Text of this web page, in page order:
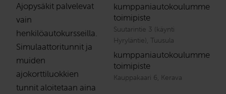
Ajopysäkit palvelevat
vain
henkilöautokursseilla.
Simulaattoritunnit ja
muiden
ajokorttiluokkien
tunnit aloitetaan aina
kumppaniautokoulumme
toimipiste
Suutarintie 3 (käynti
Hyryläntie), Tuusula
kumppaniautokoulumme
toimipiste
Kauppakaari 6, Kerava